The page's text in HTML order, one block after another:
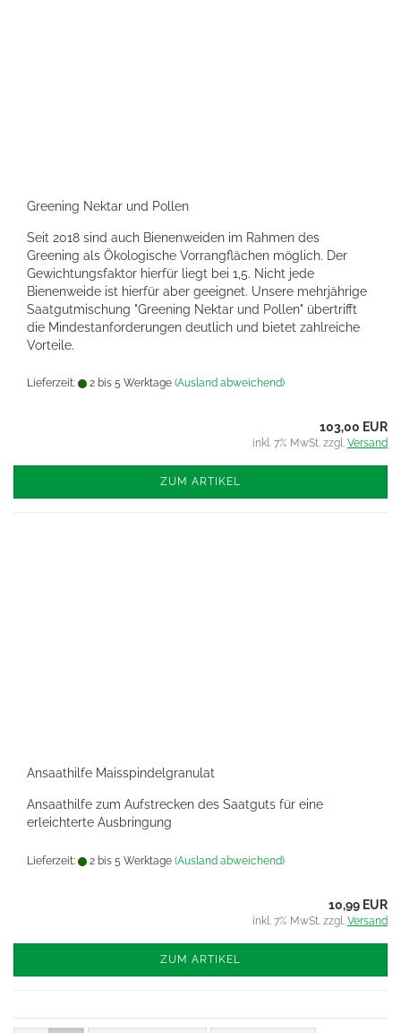
Greening Nektar und Pollen
Seit 2018 sind auch Bienenweiden im Rahmen des
Greening als Ökologische Vorrangflächen möglich. Der
Gewichtungsfaktor hierfür liegt bei 1,5. Nicht jede
Bienenweide ist hierfür aber geeignet. Unsere mehrjährige
Saatgutmischung "Greening Nektar und Pollen" übertrifft
die Mindestanforderungen deutlich und bietet zahlreiche
Vorteile.
Lieferzeit: 2 bis 5 Werktage (Ausland abweichend)
103,00 EUR
inkl. 7% MwSt. zzgl. Versand
ZUM ARTIKEL
Ansaathilfe Maisspindelgranulat
Ansaathilfe zum Aufstrecken des Saatguts für eine
erleichterte Ausbringung
Lieferzeit: 2 bis 5 Werktage (Ausland abweichend)
10,99 EUR
inkl. 7% MwSt. zzgl. Versand
ZUM ARTIKEL